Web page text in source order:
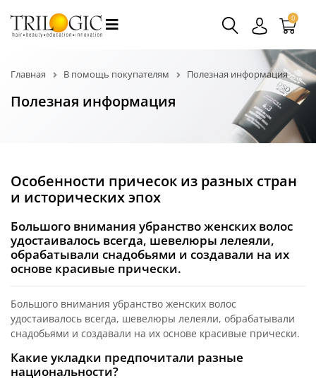
0
Главная В помощь покупателям Полезная информация
Полезная информация
Особенности причесок из разных стран
и исторических эпох
Большого внимания убранство женских волос
удостаивалось всегда, шевелюры лелеяли,
обрабатывали снадобьями и создавали на их
основе красивые прически.
Большого внимания убранство женских волос
удостаивалось всегда, шевелюры лелеяли, обрабатывали
снадобьями и создавали на их основе красивые прически.
Какие укладки предпочитали разные
национальности?